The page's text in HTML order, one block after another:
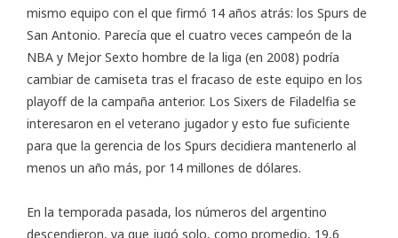
mismo equipo con el que firmó 14 años atrás: los Spurs de
San Antonio. Parecía que el cuatro veces campeón de la
NBA y Mejor Sexto hombre de la liga (en 2008) podría
cambiar de camiseta tras el fracaso de este equipo en los
playoff de la campaña anterior. Los Sixers de Filadelfia se
interesaron en el veterano jugador y esto fue suficiente
para que la gerencia de los Spurs decidiera mantenerlo al
menos un año más, por 14 millones de dólares.
En la temporada pasada, los números del argentino
descendieron, ya que jugó solo, como promedio, 19,6